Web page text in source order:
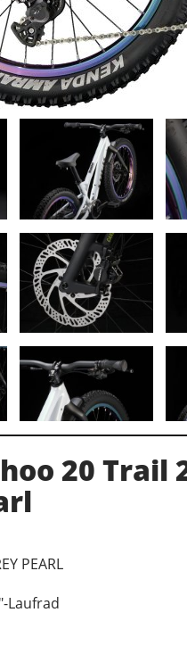
20 Trail
PEARL
Laufrad